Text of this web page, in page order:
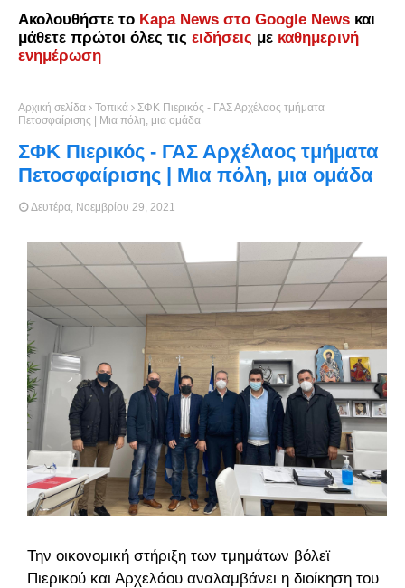
Ακολουθήστε το Kapa News στο Google News και
μάθετε πρώτοι όλες τις ειδήσεις με καθημερινή
ενημέρωση
Αρχική σελίδα Τοπικά
ΣΦΚ Πιερικός - ΓΑΣ Αρχέλαος τμήματα
Πετοσφαίρισης | Μια πόλη, μια ομάδα
ΣΦΚ Πιερικός - ΓΑΣ Αρχέλαος τμήματα
Πετοσφαίρισης | Μια πόλη, μια ομάδα
Δευτέρα, Νοεμβρίου 29, 2021
Την οικονομική στήριξη των τμημάτων βόλεϊ
Πιερικού και Αρχελάου αναλαμβάνει η διοίκηση του